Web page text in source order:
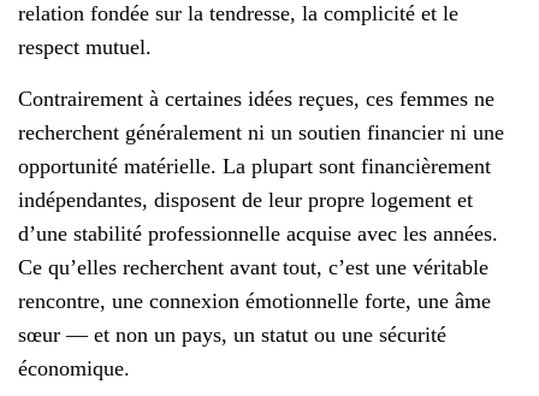
relation fondée sur la tendresse, la complicité et le
respect mutuel.
Contrairement à certaines idées reçues, ces femmes ne
recherchent généralement ni un soutien financier ni une
opportunité matérielle. La plupart sont financièrement
indépendantes, disposent de leur propre logement et
d’une stabilité professionnelle acquise avec les années.
Ce qu’elles recherchent avant tout, c’est une véritable
rencontre, une connexion émotionnelle forte, une âme
sœur — et non un pays, un statut ou une sécurité
économique.